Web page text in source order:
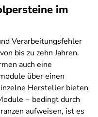
im
Verarbeitungsfehler
bis zu zehn Jahren.
auch eine
über einen
Hersteller bieten
‒ bedingt durch
aufweisen, ist es